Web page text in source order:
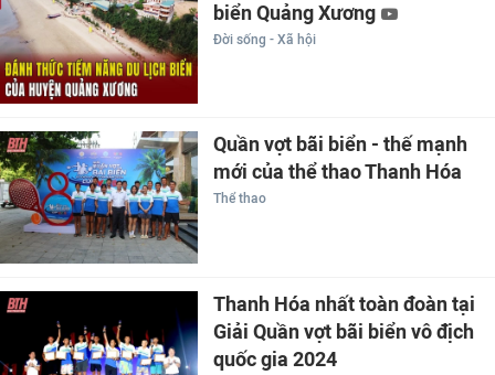
biển Quảng Xương
Đời sống - Xã hội
Quần vợt bãi biển - thế mạnh
mới của thể thao Thanh Hóa
Thể thao
Thanh Hóa nhất toàn đoàn tại
Giải Quần vợt bãi biển vô địch
quốc gia 2024